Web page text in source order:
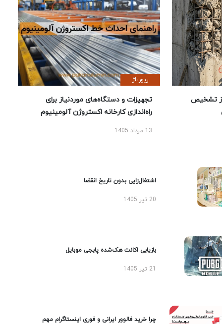
تشخیص
رپورتاژ
تجهیزات و دستگاه‌های موردنیاز برای
راه‌اندازی کارخانه اکستروژن آلومینیوم
13 مرداد 1405
اشتغال‌زایی بدون تاریخ انقضا
20 تیر 1405
بازیابی اکانت هک‌شده پابجی موبایل
چرا خرید فالوور ایرانی و فوری اینستاگرام مهم